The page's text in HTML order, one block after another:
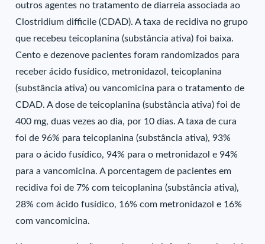
outros agentes no tratamento de diarreia associada ao
Clostridium difficile (CDAD). A taxa de recidiva no grupo
que recebeu teicoplanina (substância ativa) foi baixa.
Cento e dezenove pacientes foram randomizados para
receber ácido fusídico, metronidazol, teicoplanina
(substância ativa) ou vancomicina para o tratamento de
CDAD. A dose de teicoplanina (substância ativa) foi de
400 mg, duas vezes ao dia, por 10 dias. A taxa de cura
foi de 96% para teicoplanina (substância ativa), 93%
para o ácido fusídico, 94% para o metronidazol e 94%
para a vancomicina. A porcentagem de pacientes em
recidiva foi de 7% com teicoplanina (substância ativa),
28% com ácido fusídico, 16% com metronidazol e 16%
com vancomicina.